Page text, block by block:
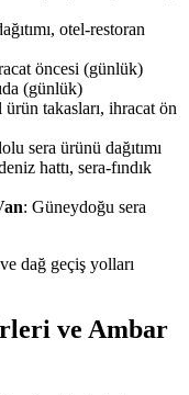
otel-restoran
öncesi (günlük)
(günlük)
ürün takasları, ihracat ön
sera ürünü dağıtımı
hattı, sera-fındık
: Güneydoğu sera
dağ geçiş yolları
ve Ambar